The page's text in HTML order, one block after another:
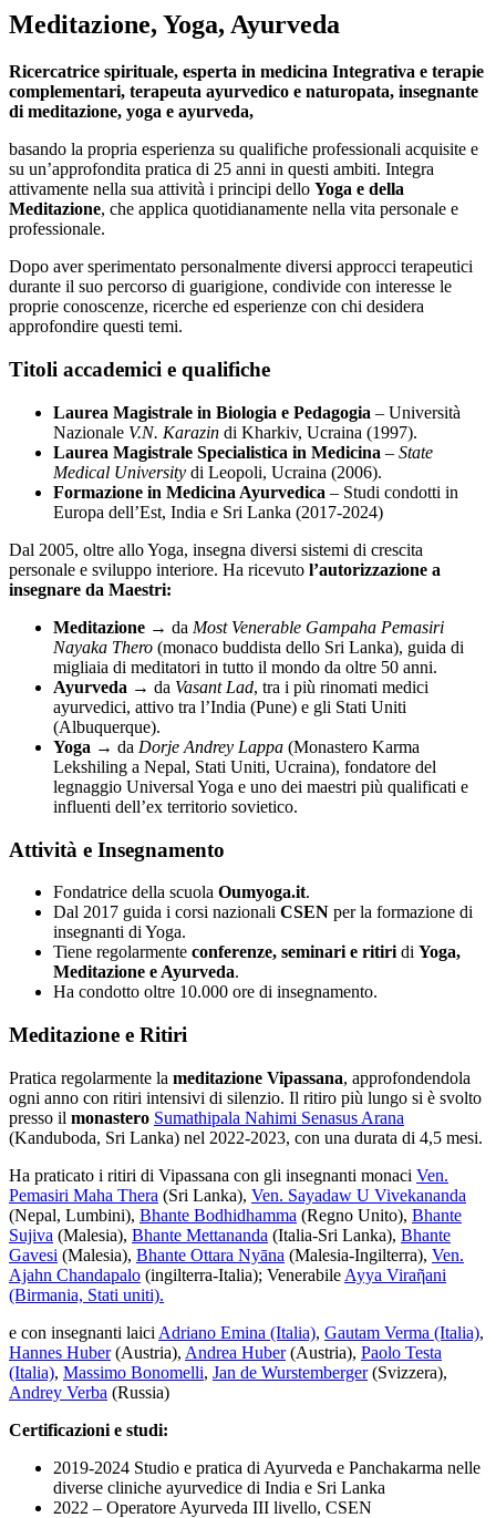
Meditazione, Yoga, Ayurveda
Ricercatrice spirituale, esperta in medicina Integrativa e terapie
complementari, terapeuta ayurvedico e naturopata, insegnante
di meditazione, yoga e ayurveda,
basando la propria esperienza su qualifiche professionali acquisite e
su un’approfondita pratica di 25 anni in questi ambiti. Integra
attivamente nella sua attività i principi dello Yoga e della
Meditazione, che applica quotidianamente nella vita personale e
professionale.
Dopo aver sperimentato personalmente diversi approcci terapeutici
durante il suo percorso di guarigione, condivide con interesse le
proprie conoscenze, ricerche ed esperienze con chi desidera
approfondire questi temi.
Titoli accademici e qualifiche
Laurea Magistrale in Biologia e Pedagogia – Università
Nazionale V.N. Karazin di Kharkiv, Ucraina (1997).
Laurea Magistrale Specialistica in Medicina – State
Medical University di Leopoli, Ucraina (2006).
Formazione in Medicina Ayurvedica – Studi condotti in
Europa dell’Est, India e Sri Lanka (2017-2024)
Dal 2005, oltre allo Yoga, insegna diversi sistemi di crescita
personale e sviluppo interiore. Ha ricevuto l’autorizzazione a
insegnare da Maestri:
Meditazione → da Most Venerable Gampaha Pemasiri
Nayaka Thero (monaco buddista dello Sri Lanka), guida di
migliaia di meditatori in tutto il mondo da oltre 50 anni.
Ayurveda → da Vasant Lad, tra i più rinomati medici
ayurvedici, attivo tra l’India (Pune) e gli Stati Uniti
(Albuquerque).
Yoga → da Dorje Andrey Lappa (Monastero Karma
Lekshiling a Nepal, Stati Uniti, Ucraina), fondatore del
legnaggio Universal Yoga e uno dei maestri più qualificati e
influenti dell’ex territorio sovietico.
Attività e Insegnamento
Fondatrice della scuola Oumyoga.it.
Dal 2017 guida i corsi nazionali CSEN per la formazione di
insegnanti di Yoga.
Tiene regolarmente conferenze, seminari e ritiri di Yoga,
Meditazione e Ayurveda.
Ha condotto oltre 10.000 ore di insegnamento.
Meditazione e Ritiri
Pratica regolarmente la meditazione Vipassana, approfondendola
ogni anno con ritiri intensivi di silenzio. Il ritiro più lungo si è svolto
presso il monastero Sumathipala Nahimi Senasus Arana
(Kanduboda, Sri Lanka) nel 2022-2023, con una durata di 4,5 mesi.
Ha praticato i ritiri di Vipassana con gli insegnanti monaci Ven.
Pemasiri Maha Thera (Sri Lanka), Ven. Sayadaw U Vivekananda
(Nepal, Lumbini), Bhante Bodhidhamma (Regno Unito), Bhante
Sujiva (Malesia), Bhante Mettananda (Italia-Sri Lanka), Bhante
Gavesi (Malesia), Bhante Ottara Nyāna (Malesia-Ingilterra), Ven.
Ajahn Chandapalo (ingilterra-Italia); Venerabile Ayya Viraῆani
(Birmania, Stati uniti).
e con insegnanti laici Adriano Emina (Italia), Gautam Verma (Italia),
Hannes Huber(Austria), Andrea Huber(Austria), Paolo Testa
(Italia), Massimo Bonomelli, Jan de Wurstemberger(Svizzera),
Andrey Verba (Russia)
Certificazioni e studi:
2019-2024 Studio e pratica di Ayurveda e Panchakarma nelle
diverse cliniche ayurvedice di India e Sri Lanka
2022 – Operatore Ayurveda III livello, CSEN